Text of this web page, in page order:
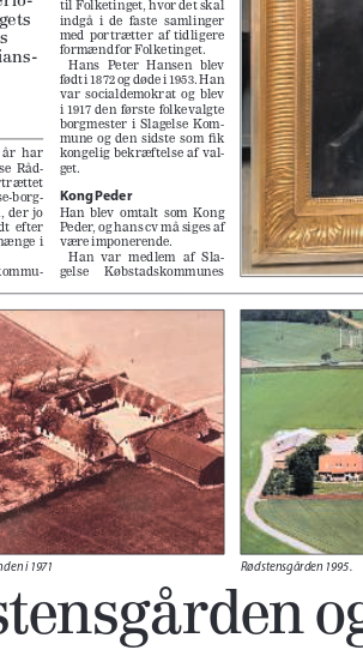
-
år  har
Råd
borg-
der  jo
efter
i
-
til Folketinget, hvor det skal
indgå  i  de  faste  samlinger
med  portrætter  af  tidligere
formænd for Folketinget.
Hans   Peter   Hansen   blev
født i 1872 og døde i 1953. Han
var  socialdemokrat  og  blev
i  1917  den  første  folkevalgte
borgmester  i  Slagelse  Kom
mune  og  den  sidste  som  ik
kongelig bekræftelse af val-
get.
Kong Peder
Han  blev  omtalt  som  Kong
Peder, og hans cv må siges af
være imponerende.
Han  var  medlem  af  Sla
gelse     Købstadskommunes
Rødstensgården 1995.
i 1971